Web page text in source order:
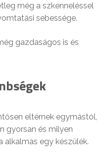
még a szkenneléssel
sebessége.
gazdaságos is és
eltérnek egymástól,
gyorsan és milyen
egy készülék.